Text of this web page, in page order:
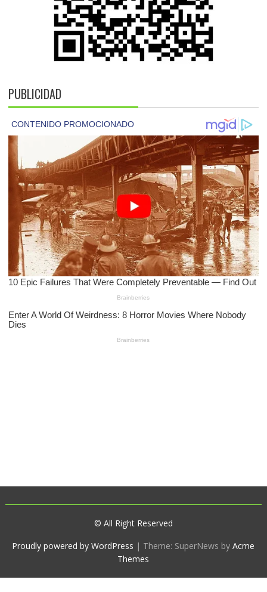
PUBLICIDAD
© All Right Reserved
Proudly powered by WordPress | Theme: SuperNews byAcme
Themes